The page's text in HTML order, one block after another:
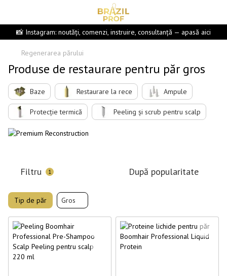
📸 Instagram: noutăți, comenzi, instruire, consultanță — apasă aici
Regenerarea părului
Produse de restaurare pentru păr gros
Baze Restaurare la rece Ampule
Protecție termică Peeling și scrub pentru scalp
Filtru 1 După popularitate
Tip de păr Gros